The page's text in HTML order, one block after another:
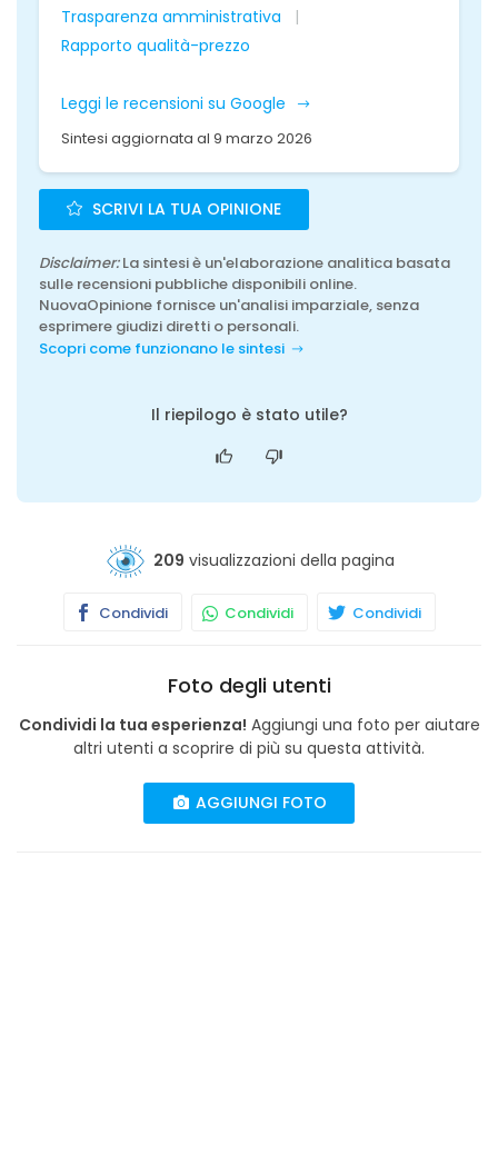
Trasparenza amministrativa
Rapporto qualità-prezzo
Leggi le recensioni su Google
Sintesi aggiornata al 9 marzo 2026
SCRIVI LA TUA OPINIONE
Disclaimer:La sintesi è un'elaborazione analitica basata
sulle recensioni pubbliche disponibili online.
NuovaOpinione fornisce un'analisi imparziale, senza
esprimere giudizi diretti o personali.
Scopri come funzionano le sintesi
Il riepilogo è stato utile?
209 visualizzazioni della pagina
Condividi Condividi Condividi
Foto degli utenti
Condividi la tua esperienza! Aggiungi una foto per aiutare
altri utenti a scoprire di più su questa attività.
AGGIUNGI FOTO